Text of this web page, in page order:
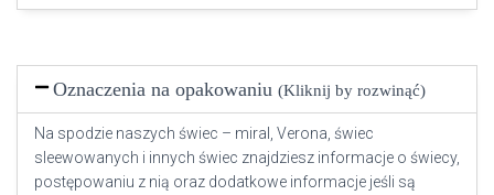
Oznaczenia na opakowaniu (Kliknij by rozwinąć)
Na spodzie naszych świec – miral, Verona, świec
sleewowanych i innych świec znajdziesz informacje o świecy,
postępowaniu z nią oraz dodatkowe informacje jeśli są